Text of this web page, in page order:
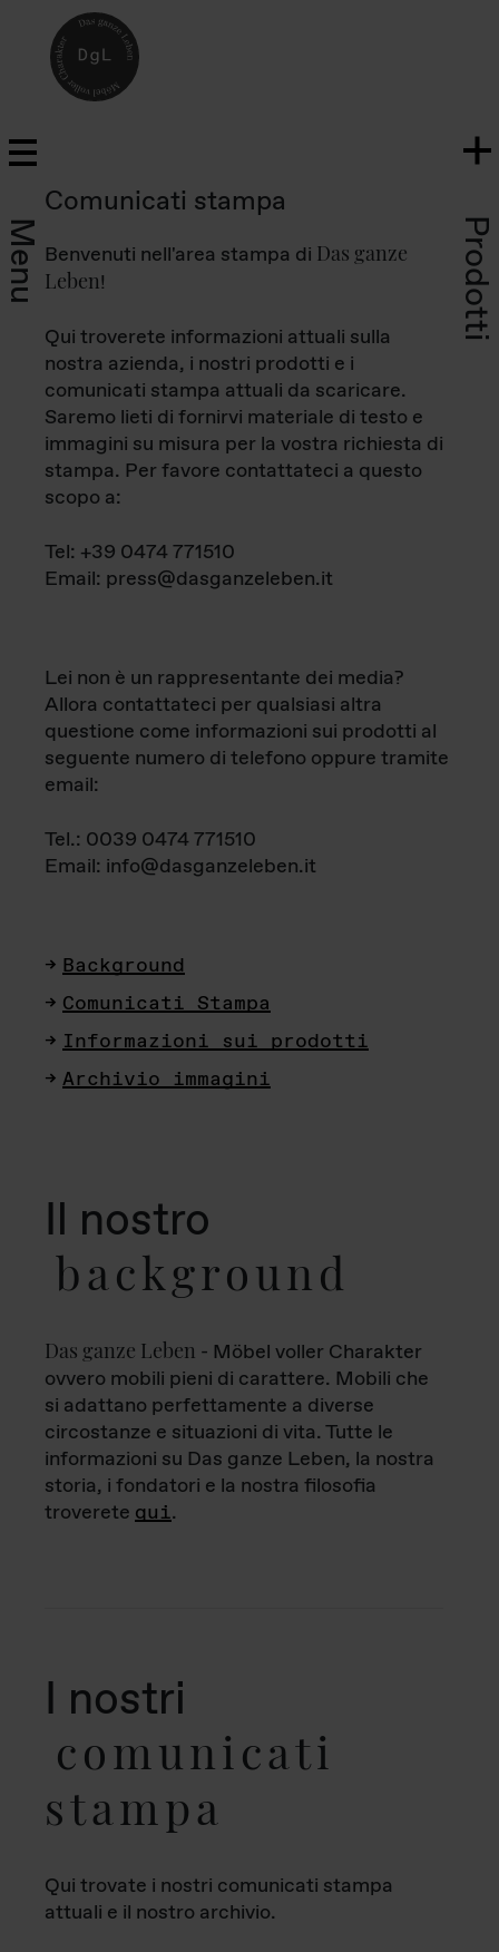
Menu Prodotti
Comunicati stampa
Benvenuti nell'area stampa di Das ganze
Leben!
Qui troverete informazioni attuali sulla
nostra azienda, i nostri prodotti e i
comunicati stampa attuali da scaricare.
Saremo lieti di fornirvi materiale di testo e
immagini su misura per la vostra richiesta di
stampa. Per favore contattateci a questo
scopo a:
Tel: +39 0474 771510
Email: press@dasganzeleben.it
Lei non è un rappresentante dei media?
Allora contattateci per qualsiasi altra
questione come informazioni sui prodotti al
seguente numero di telefono oppure tramite
email:
Tel.: 0039 0474 771510
Email: info@dasganzeleben.it
Background
Comunicati Stampa
Informazioni sui prodotti
Archivio immagini
Il nostro
background
Das ganze Leben - Möbel voller Charakter
ovvero mobili pieni di carattere. Mobili che
si adattano perfettamente a diverse
circostanze e situazioni di vita. Tutte le
informazioni su Das ganze Leben, la nostra
storia, i fondatori e la nostra filosofia
troverete qui.
I nostri
comunicati
stampa
Qui trovate i nostri comunicati stampa
attuali e il nostro archivio.